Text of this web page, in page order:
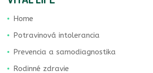
Home
Potravinová intolerancia
Prevencia a samodiagnostika
Rodinné zdravie